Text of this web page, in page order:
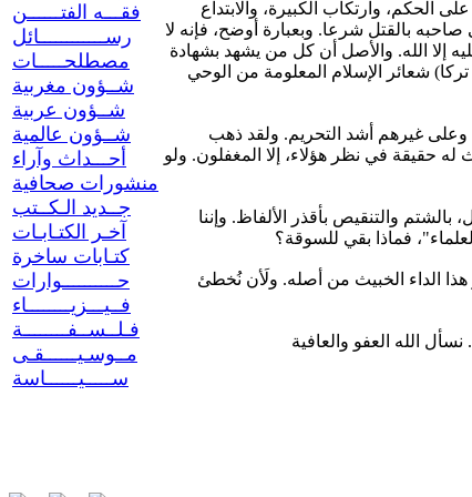
فقـــه الفتــــــن
رســــــــــــائل
مصطلحـــــات
شــؤون مغربية
شــؤون عربية
شــؤون عالمية
أحـــداث وآراء
منشورات صحافية
جــديد الـكــتب
آخـر الكتـابـات
كتـابات ساخرة
حــــــــــوارات
فــيـــزيــــــــاء
فـلــســفــــــــة
مــوسـيــــــقـى
ســـــيــــــاسة
بالقتل شرعا. وبعبارة أوضح، فإنه لا
إلا الله. والأصل أن كل من يشهد بشهادة
تركا) شعائر الإسلام المعلومة من الوحي
حقيقة في نظر هؤلاء، إلا المغفلون. ولو